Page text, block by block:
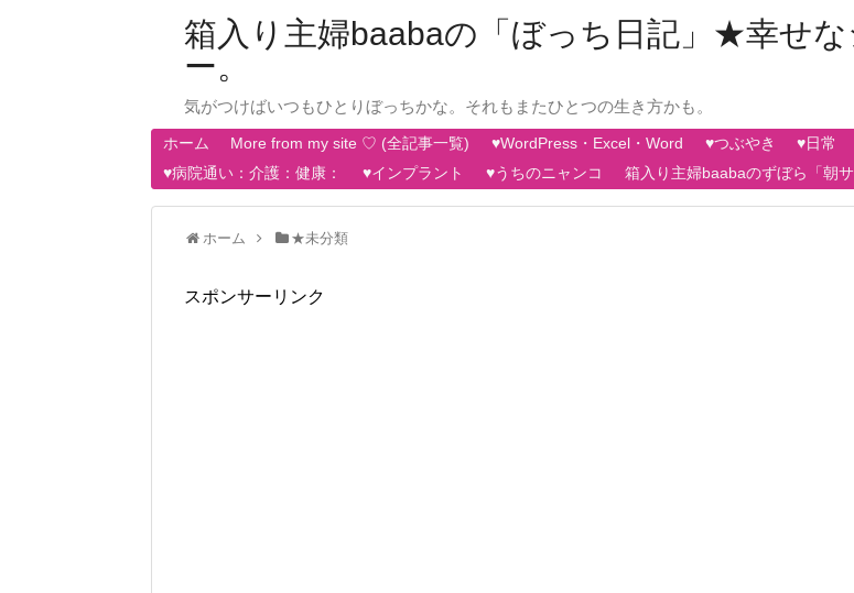
箱入り主婦baabaの「ぼっち日記」★幸せ
ー。
気がつけばいつもひとりぼっちかな。それもまたひとつの生き方かも。
ホーム More from my site ♡ (全記事一覧) ♥WordPress・Excel・Word ♥つぶやき ♥日常
♥病院通い：介護：健康：
♥インプラント ♥うちのニャンコ 箱入り主婦baabaのずぼら「朝
ホーム ★未分類
スポンサーリンク